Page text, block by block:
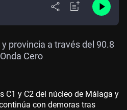
provincia a través del 90.8
Cero
C1 y C2 del núcleo de Málaga y
con demoras tras